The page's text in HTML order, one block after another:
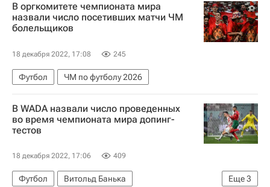
Куйбышевский район
Донецкая Народная Республика
НАТО
В оргкомитете чемпионата мира
назвали число посетивших матчи ЧМ
болельщиков
18 декабря 2022, 17:08 245
Футбол ЧМ по футболу 2026
В WADA назвали число проведенных
во время чемпионата мира допинг-
тестов
18 декабря 2022, 17:06 409
Еще3
Футбол
Витольд Банька